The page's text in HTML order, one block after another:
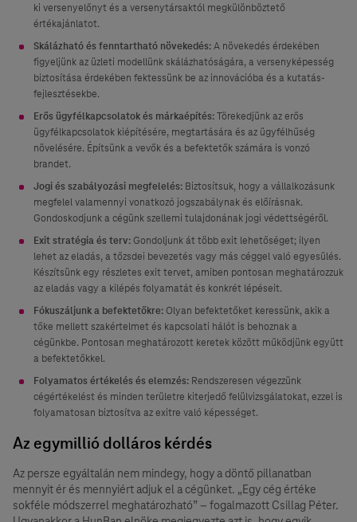
ki versenyelőnyt és a versenytársaktól megkülönböztető
értékajánlatot.
Skálázható és fenntartható növekedés:A növekedés érdekében
figyeljünk az üzleti modellünk skálázhatóságára, a versenyképesség
biztosítása érdekében fektessünk be az innovációba és a kutatás-
fejlesztésekbe.
Erős ügyfélkapcsolatok és márkaépítés:Törekedjünk az erős
ügyfélkapcsolatok kiépítésére, megtartására és az ügyfélhűség
növelésére. Építsünk a vevők és a befektetők számára is vonzó
brandet.
Jogi és szabályozási megfelelés: Biztosítsuk, hogy a vállalkozásunk
megfelel valamennyi vonatkozó jogszabálynak és előírásnak.
Gondoskodjunk a cégünk szellemi tulajdonának jogi védettségéről.
Exit stratégia és terv: Gondoljunk át több exit lehetőséget; ilyen
lehet az eladás, a tőzsdei bevezetés vagy más céggel való egyesülés.
Készítsünk egy részletes exit tervet, amiben pontosan meghatározzuk
az eladás vagy a kilépés folyamatát és konkrét lépéseit.
Fókuszáljunk a befektetőkre: Olyan befektetőket keressünk, akik a
tőke mellett szakértelmet és kapcsolati hálót is behoznak a
cégünkbe. Pontosan meghatározott keretek között működjünk együtt
a befektetőkkel.
Folyamatos értékelés és elemzés: Rendszeresen végezzünk
cégértékelést és minden területre kiterjedő felülvizsgálatokat, ezzel is
folyamatosan biztosítva az exitre való képességet.
Az egymillió dolláros kérdés
Az persze egyáltalán nem mindegy, hogy a döntő pillanatban
mennyit ér és mennyiért adjuk el a cégünket. „Egy cég értéke
sokféle módszerrel meghatározható” – fogalmazott Csillag Péter.